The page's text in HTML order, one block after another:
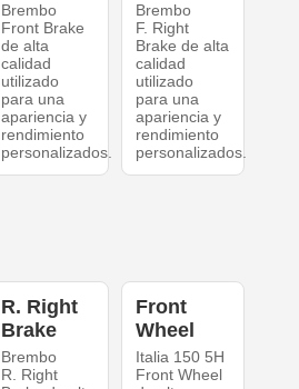
Brembo
Front Brake
de alta
calidad
utilizado
para una
apariencia y
rendimiento
personalizados.
Brembo
F. Right
Brake de alta
calidad
utilizado
para una
apariencia y
rendimiento
personalizados.
R. Right
Brake
Brembo
R. Right
Front
Wheel
Italia 150 5H
Front Wheel